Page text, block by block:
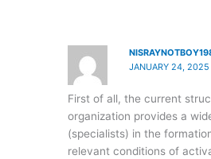
JANUARY 24, 2025
First of all, the current
organization provides a
(specialists) in the
relevant conditions of